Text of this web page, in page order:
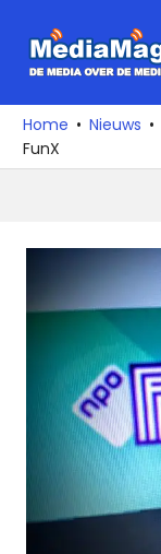
naar
media
over
de
Home Nieuws
FunX